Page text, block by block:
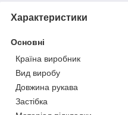
Характеристики
Основні
Країна виробник
Вид виробу
Довжина рукава
Застібка